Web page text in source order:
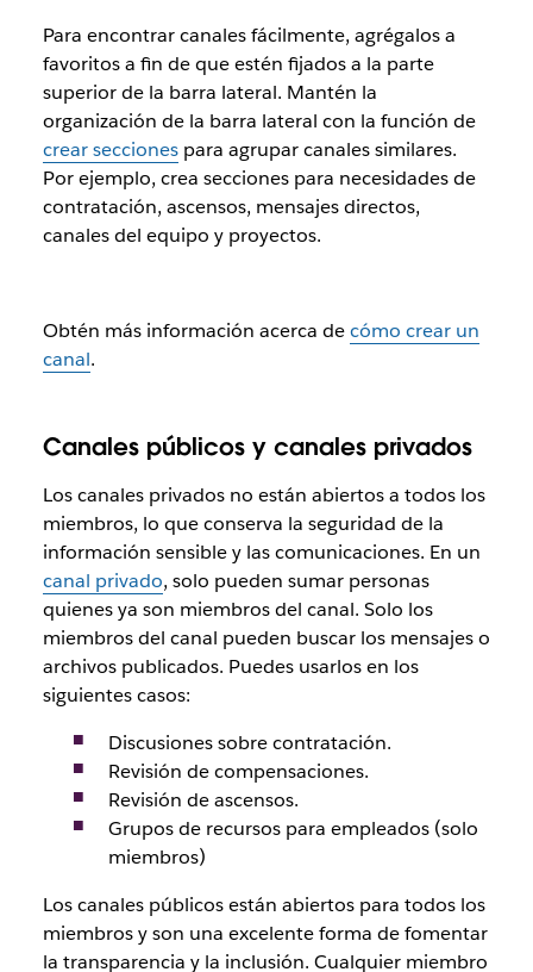
Para encontrar canales fácilmente, agrégalos a
favoritos a fin de que estén fijados a la parte
superior de la barra lateral. Mantén la
organización de la barra lateral con la función de
crear seccionespara agrupar canales similares.
Por ejemplo, crea secciones para necesidades de
contratación, ascensos, mensajes directos,
canales del equipo y proyectos.
Obtén más información acerca decómo crear un
canal.
Canales públicos y canales privados
Los canales privados no están abiertos a todos los
miembros, lo que conserva la seguridad de la
información sensible y las comunicaciones. En un
canal privado, solo pueden sumar personas
quienes ya son miembros del canal. Solo los
miembros del canal pueden buscar los mensajes o
archivos publicados. Puedes usarlos en los
siguientes casos:
Discusiones sobre contratación.
Revisión de compensaciones.
Revisión de ascensos.
Grupos de recursos para empleados (solo
miembros)
Los canales públicos están abiertos para todos los
miembros y son una excelente forma de fomentar
la transparencia y la inclusión. Cualquier miembro